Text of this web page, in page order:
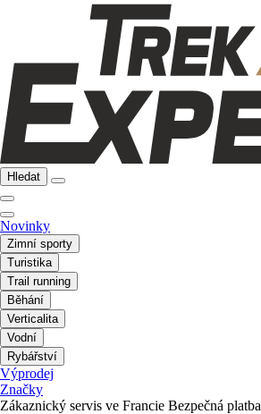
Hledat
Novinky
Zimní sporty
Turistika
Trail running
Běhání
Verticalita
Vodní
Rybářství
Výprodej
Značky
Zákaznický servis ve Francie Bezpečná platba